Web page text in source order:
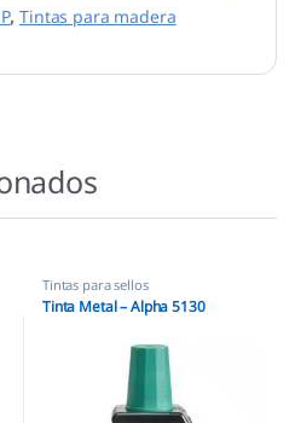
,Tintas para madera
Tintas para sellos
Tinta Metal – Alpha 5130